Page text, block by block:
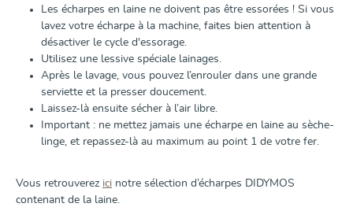
Les écharpes en laine ne doivent pas être essorées ! Si vous
lavez votre écharpe à la machine, faites bien attention à
désactiver le cycle d'essorage.
Utilisez une lessive spéciale lainages.
Après le lavage, vous pouvez l’enrouler dans une grande
serviette et la presser doucement.
Laissez-là ensuite sécher à l’air libre.
Important : ne mettez jamais une écharpe en laine au sèche-
linge, et repassez-là au maximum au point 1 de votre fer.
Vous retrouverez ici notre sélection d’écharpes DIDYMOS
contenant de la laine.